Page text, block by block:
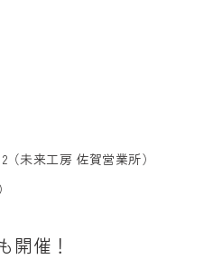
未来工房 佐賀営業所）
開催！